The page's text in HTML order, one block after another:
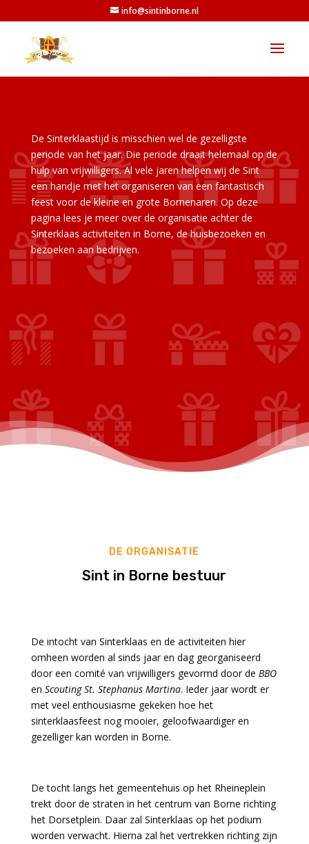
info@sintinborne.nl
De Sinterklaastijd is misschien wel de gezelligste
periode van het jaar. Die periode draait helemaal op de
hulp van vrijwilligers. Al vele jaren helpen wij de Sint
een handje met het organiseren van een fantastisch
feest voor de kleine en grote Bornenaren. Op deze
pagina lees je meer over de organisatie achter de
Sinterklaas activiteiten in Borne, de huisbezoeken en
bezoeken aan bedrijven.
DE ORGANISATIE
Sint in Borne bestuur
De intocht van Sinterklaas en de activiteiten hier
omheen worden al sinds jaar en dag georganiseerd
door een comité van vrijwilligers gevormd door de BBO
en Scouting St. Stephanus Martina. Ieder jaar wordt er
met veel enthousiasme gekeken hoe het
sinterklaasfeest nog mooier, geloofwaardiger en
gezelliger kan worden in Borne.
De tocht langs het gemeentehuis op het Rheineplein
trekt door de straten in het centrum van Borne richting
het Dorsetplein. Daar zal Sinterklaas op het podium
worden verwacht. Hierna zal het vertrekken richting zijn